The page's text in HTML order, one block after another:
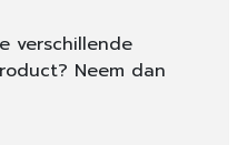
verschillende
Neem dan